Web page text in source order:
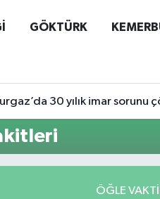
GÖKTÜRK
30 yılık imar sorunu
ÖĞLE